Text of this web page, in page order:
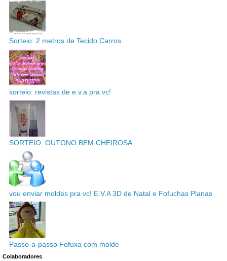
Sorteio: 2 metros de Tecido Carros
sorteio: revistas de e.v.a pra vc!
SORTEIO: OUTONO BEM CHEIROSA
vou enviar moldes pra vc! E.V.A 3D de Natal e Fofuchas Planas
Passo-a-passo Fofuxa com molde
Colaboradores